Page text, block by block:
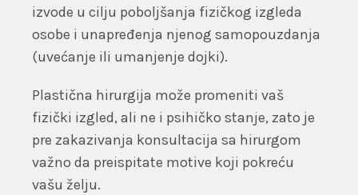
izvode u cilju poboljšanja fizičkog izgleda
osobe i unapređenja njenog samopouzdanja
(uvećanje ili umanjenje dojki).
Plastična hirurgija može promeniti vaš
fizički izgled, ali ne i psihičko stanje, zato je
pre zakazivanja konsultacija sa hirurgom
važno da preispitate motive koji pokreću
vašu želju.